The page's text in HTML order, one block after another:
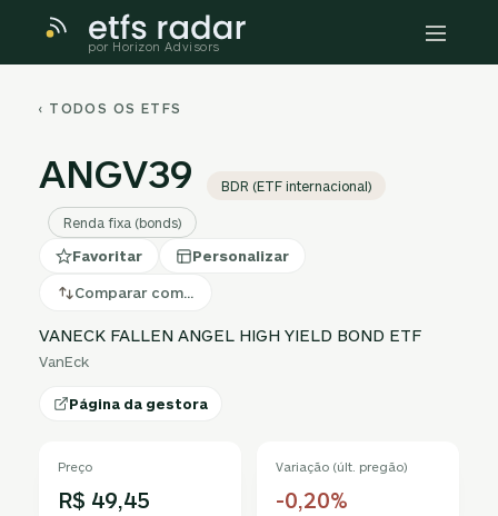
por Horizon Advisors
‹ TODOS OS ETFS
ANGV39 BDR (ETF internacional)
Renda fixa (bonds)
Favoritar Personalizar
Comparar com…
VANECK FALLEN ANGEL HIGH YIELD BOND ETF
VanEck
Página da gestora
Preço
R$ 49,45
Variação (últ. pregão)
-0,20%